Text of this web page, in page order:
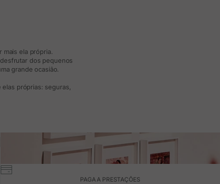
ela própria.
dos pequenos
grande ocasião.
próprias: seguras,
PAGA A PRESTAÇÕES